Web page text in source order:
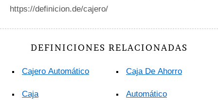
https://definicion.de/cajero/
DEFINICIONES RELACIONADAS
Cajero Automático
Caja
Caja De Ahorro
Automático